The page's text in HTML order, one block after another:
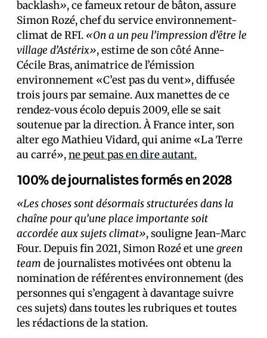
backlash», ce fameux retour de bâton, assure
Simon Rozé, chef du service environnement-
climat de RFI. «On a un peu l’impression d’être le
village d’Astérix», estime de son côté Anne-
Cécile Bras, animatrice de l’émission
environnement «C’est pas du vent», diffusée
trois jours par semaine. Aux manettes de ce
rendez-vous écolo depuis 2009, elle se sait
soutenue par la direction. À France inter, son
alter ego Mathieu Vidard, qui anime «La Terre
au carré»,ne peut pas en dire autant.
100% de journalistes formé­s en 2028
«Les choses sont désormais structurées dans la
chaîne pour qu’une place importante soit
accordée aux sujets climat», souligne Jean-Marc
Four. Depuis fin 2021, Simon Rozé et unegreen
team de journalistes motivé·es ont obtenu la
nomination de référent·es environnement (des
personnes qui s’engagent à davantage suivre
ces sujets) dans toutes les rubriques et toutes
les rédactions de la station.